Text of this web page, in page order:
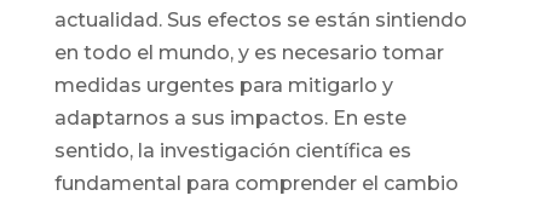
actualidad. Sus efectos se están sintiendo
en todo el mundo, y es necesario tomar
medidas urgentes para mitigarlo y
adaptarnos a sus impactos. En este
sentido, la investigación científica es
fundamental para comprender el cambio